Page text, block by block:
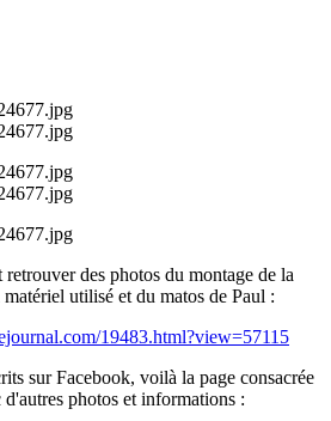
des photos du montage de la
utilisé et du matos de Paul :
19483.html?view=57115
sur Facebook, voilà la page consacrée
photos et informations :